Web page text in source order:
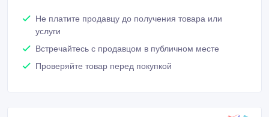
Не платите продавцу до получения товара или
услуги
Встречайтесь с продавцом в публичном месте
Проверяйте товар перед покупкой